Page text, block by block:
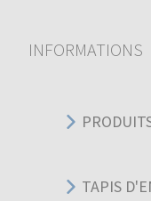
INFORMATIONS
TAPIS